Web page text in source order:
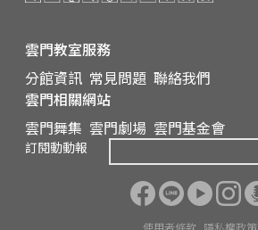
雲門教室服務
分館資訊 常見問題 聯絡我們
雲門相關網站
雲門舞集 雲門劇場 雲門基金會
訂閱動動報